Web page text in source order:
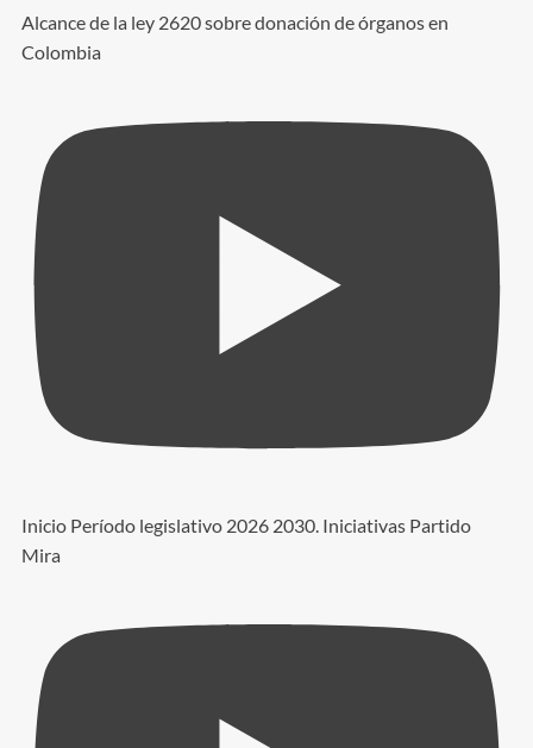
Alcance de la ley 2620 sobre donación de órganos en
Colombia
Inicio Período legislativo 2026 2030. Iniciativas Partido
Mira